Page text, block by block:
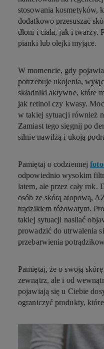
stosowania kosmetyków,
dodatkowo przesuszać
dłoni i ciała, jak i twarzy.
pianki lub olejki myjące.
W momencie, gdy
potrzebuje ukojenia,
składniki aktywne, które
jak retinol czy kwasy.
w takiej sytuacji również
Zamiast tego sięgnij po
silnie nawilżą i ukoją
Pamiętaj o codziennej
odpowiednio wysokim
latem, ale przez cały rok.
osób ze skórą atopową,
trądzikiem różowatym.
takiej sytuacji nasilać
prowadzić do utrwalenia
przebarwienia
Pamiętaj, że o swoją
zewnątrz, ale i od
pojawiają się u Ciebie
ograniczyć produkty,